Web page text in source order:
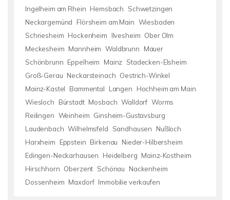
Ingelheim am Rhein Hemsbach
Schwetzingen
Neckargemünd
Flörsheim am Main Wiesbaden
Schriesheim Hockenheim Ilvesheim Ober Olm
Meckesheim Mannheim Waldbrunn
Mauer
Schönbrunn Eppelheim Mainz Stadecken-Elsheim
Groß-Gerau Neckarsteinach Oestrich-Winkel
Mainz-Kastel
Bammental Langen
Hochheim am Main
Wiesloch
Bürstadt Mosbach Walldorf Worms
Reilingen Weinheim Ginsheim-Gustavsburg
Laudenbach Wilhelmsfeld Sandhausen
Nußloch
Harxheim
Eppstein Birkenau
Nieder-Hilbersheim
Edingen-Neckarhausen
Heidelberg Mainz-Kostheim
Hirschhorn Oberzent Schönau
Nackenheim
Dossenheim Maxdorf Immobilie verkaufen